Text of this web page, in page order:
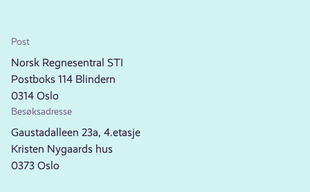
Post
Norsk Regnesentral STI
Postboks 114 Blindern
0314 Oslo
Besøksadresse
Gaustadalleen 23a, 4.etasje
Kristen Nygaards hus
0373 Oslo